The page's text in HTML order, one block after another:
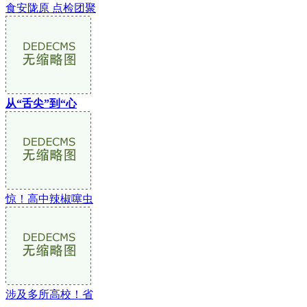
食安陇原 点检团聚
从“舌尖”到“心
惊！高中辣椒噻虫
涉及多所高校！省